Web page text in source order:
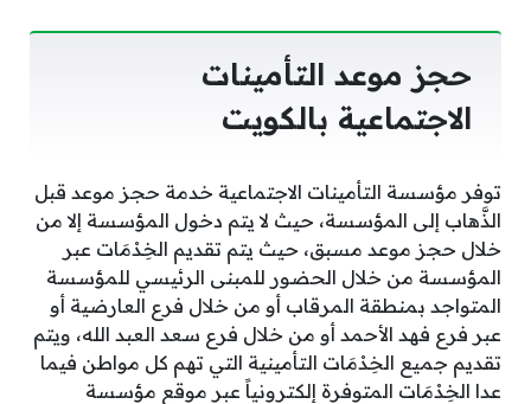
حجز موعد التأمينات
الاجتماعية بالكويت
توفر مؤسسة التأمينات الاجتماعية خدمة حجز موعد قبل
الذَّهاب إلى المؤسسة، حيث لا يتم دخول المؤسسة إلا من
خلال حجز موعد مسبق، حيث يتم تقديم الخِدْمَات عبر
المؤسسة من خلال الحضور للمبنى الرئيسي للمؤسسة
المتواجد بمنطقة المرقاب أو من خلال فرع العارضية أو
عبر فرع فهد الأحمد أو من خلال فرع سعد العبد الله، ويتم
تقديم جميع الخِدْمَات التأمينية التي تهم كل مواطن فيما
عدا الخِدْمَات المتوفرة إلكترونياً عبر موقع مؤسسة